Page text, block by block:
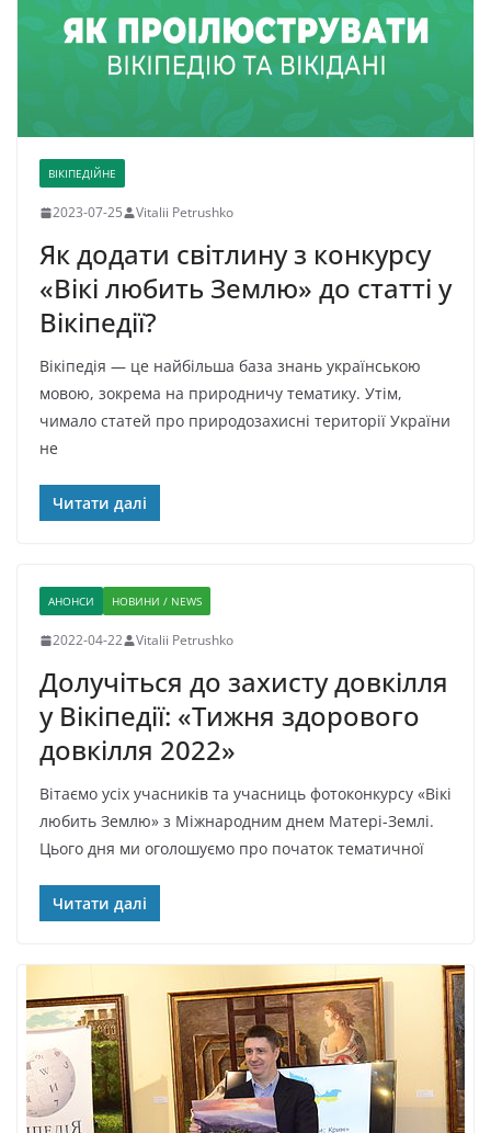
ВІКІПЕДІЙНЕ
2023-07-25 Vitalii Petrushko
Як додати світлину з конкурсу
«Вікі любить Землю» до статті у
Вікіпедії?
Вікіпедія — це найбільша база знань українською
мовою, зокрема на природничу тематику. Утім,
чимало статей про природозахисні території України
не
Читати далі
АНОНСИ НОВИНИ / NEWS
2022-04-22 Vitalii Petrushko
Долучіться до захисту довкілля
у Вікіпедії: «Тижня здорового
довкілля 2022»
Вітаємо усіх учасників та учасниць фотоконкурсу «Вікі
любить Землю» з Міжнародним днем Матері-Землі.
Цього дня ми оголошуємо про початок тематичної
Читати далі